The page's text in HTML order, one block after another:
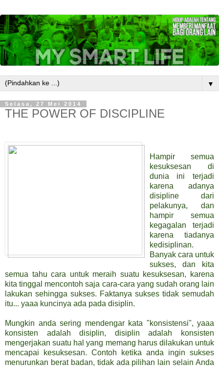
▼
Selasa, 27 Mei 2014
THE POWER OF DISCIPLINE
Hampir semua
kesuksesan di
dunia ini terjadi
karena adanya
disipline dari
pelakunya, dan
hampir semua
kegagalan terjadi
karena tiadanya
kedisiplinan.
Banyak cara untuk
sukses, dan kita
semua tahu cara untuk meraih suatu kesuksesan, karena
kita tinggal mencontoh saja cara-cara yang sudah orang lain
lakukan sehingga sukses. Faktanya sukses tidak semudah
itu... yaaa kuncinya ada pada disiplin.
Mungkin anda sering mendengar kata "konsistensi", yaaa
konsisten adalah disiplin, disiplin adalah konsisten
mengerjakan suatu hal yang memang harus dilakukan untuk
mencapai kesuksesan. Contoh ketika anda ingin sukses
menurunkan berat badan, tidak ada pilihan lain selain Anda